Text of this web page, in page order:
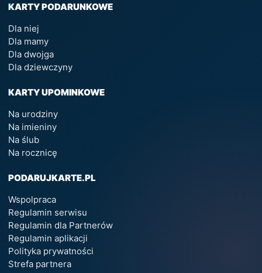
KARTY PODARUNKOWE
Dla niej
Dla mamy
Dla dwojga
Dla dziewczyny
KARTY UPOMINKOWE
Na urodziny
Na imieniny
Na ślub
Na rocznicę
PODARUJKARTE.PL
Wspolpraca
Regulamin serwisu
Regulamin dla Partnerów
Regulamin aplikacji
Polityka prywatności
Strefa partnera